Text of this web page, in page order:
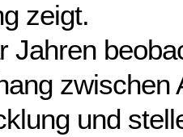
zeigt.
Jahren
zwischen
und